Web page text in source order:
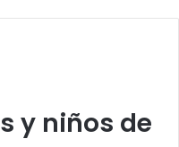
y niños de